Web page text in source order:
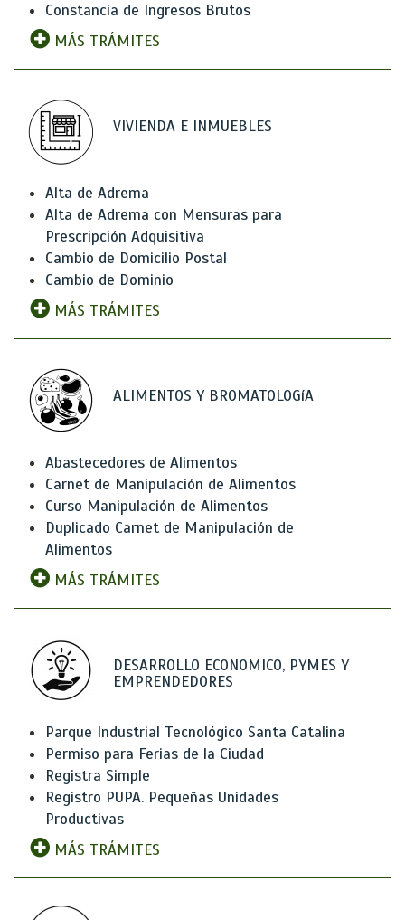
Constancia de Ingresos Brutos
MÁS TRÁMITES
VIVIENDA E INMUEBLES
Alta de Adrema
Alta de Adrema con Mensuras para
Prescripción Adquisitiva
Cambio de Domicilio Postal
Cambio de Dominio
MÁS TRÁMITES
ALIMENTOS Y BROMATOLOGíA
Abastecedores de Alimentos
Carnet de Manipulación de Alimentos
Curso Manipulación de Alimentos
Duplicado Carnet de Manipulación de
Alimentos
MÁS TRÁMITES
DESARROLLO ECONOMICO, PYMES Y
EMPRENDEDORES
Parque Industrial Tecnológico Santa Catalina
Permiso para Ferias de la Ciudad
Registra Simple
Registro PUPA. Pequeñas Unidades
Productivas
MÁS TRÁMITES